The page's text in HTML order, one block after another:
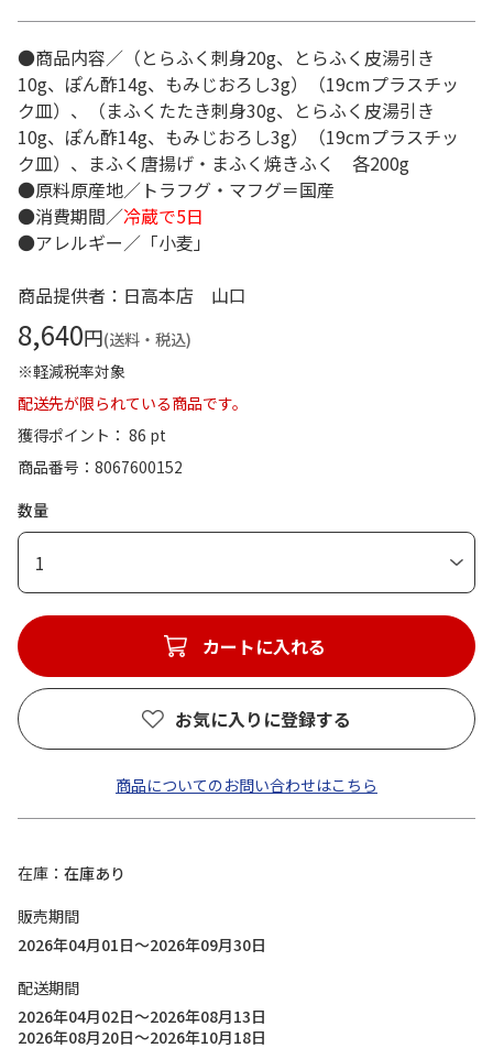
●商品内容／（とらふく刺身20g、とらふく皮湯引き
10g、ぽん酢14g、もみじおろし3g）（19cmプラスチッ
ク皿）、（まふくたたき刺身30g、とらふく皮湯引き
10g、ぽん酢14g、もみじおろし3g）（19cmプラスチッ
ク皿）、まふく唐揚げ・まふく焼きふく 各200g
●原料原産地／トラフグ・マフグ＝国産
●消費期間／冷蔵で5日
●アレルギー／「小麦」
商品提供者：日高本店 山口
8,640円(送料・税込)
※軽減税率対象
配送先が限られている商品です。
獲得ポイント： 86 pt
商品番号
8067600152
数量
1
カートに入れる
お気に入りに登録する
商品についてのお問い合わせはこちら
在庫
在庫あり
販売期間
2026年04月01日～2026年09月30日
配送期間
2026年04月02日～2026年08月13日
2026年08月20日～2026年10月18日